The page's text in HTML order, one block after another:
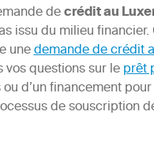
decrédit au
issu du milieu
unedemande de crédit
questions sur leprêt
d’un financement
de souscription